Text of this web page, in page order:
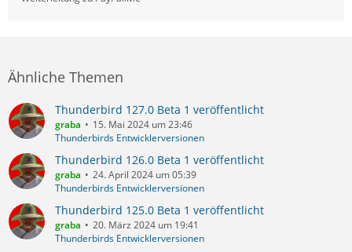
Ähnliche Themen
Thunderbird 127.0 Beta 1 veröffentlicht
graba
15. Mai 2024 um 23:46
Thunderbirds Entwicklerversionen
Thunderbird 126.0 Beta 1 veröffentlicht
graba
24. April 2024 um 05:39
Thunderbirds Entwicklerversionen
Thunderbird 125.0 Beta 1 veröffentlicht
graba
20. März 2024 um 19:41
Thunderbirds Entwicklerversionen